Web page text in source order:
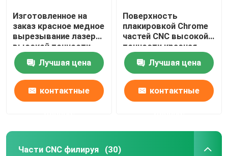
Изготовленное на
заказ красное медное
вырезывание лазера
высокой точности
обслуживания CNC
поворачивая
Лучшая цена
контактные
Поверхность
плакировкой Chrome
частей CNC высокой
точности красная
медная поворачивая
Лучшая цена
контактные
Части CNC филируя (30)